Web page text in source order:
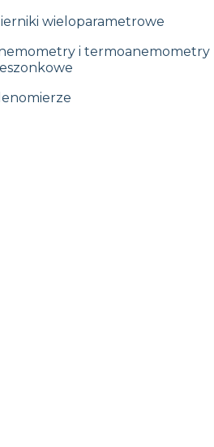
wieloparametrowe
i termoanemometry